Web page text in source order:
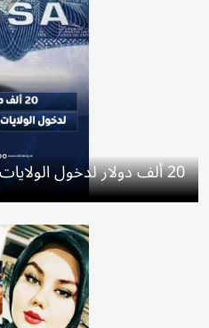
20 ألف دولار لدخول الولايات المتحدة!